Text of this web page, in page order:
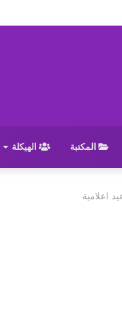
المكتبة الهيكلة
اعلامية